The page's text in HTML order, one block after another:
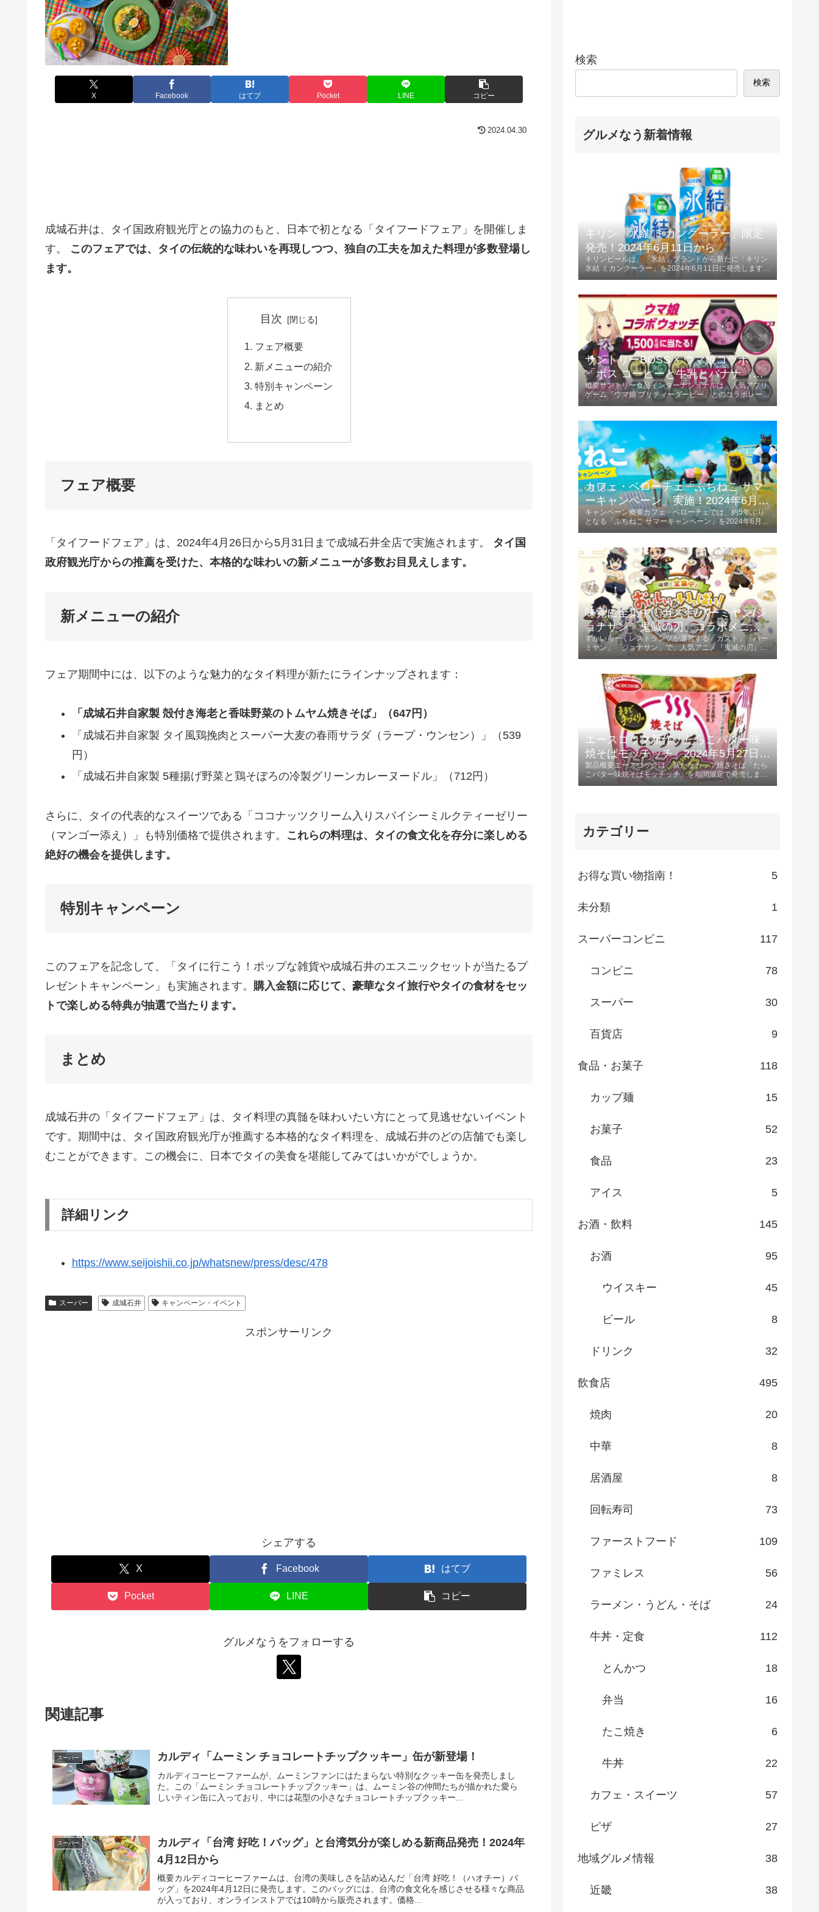
X Facebook はてブ Pocket LINE コピー
2024.04.30
成城石井は、タイ国政府観光庁との協力のもと、日本で初となる「タイフードフェア」を開催しま
す。 このフェアでは、タイの伝統的な味わいを再現しつつ、独自の工夫を加えた料理が多数登場し
ます。
目次
フェア概要
新メニューの紹介
特別キャンペーン
まとめ
フェア概要
「タイフードフェア」は、2024年4月26日から5月31日まで成城石井全店で実施されます。 タイ国
政府観光庁からの推薦を受けた、本格的な味わいの新メニューが多数お目見えします。
新メニューの紹介
フェア期間中には、以下のような魅力的なタイ料理が新たにラインナップされます：
「成城石井自家製 殻付き海老と香味野菜のトムヤム焼きそば」（647円）
「成城石井自家製 タイ風鶏挽肉とスーパー大麦の春雨サラダ（ラープ・ウンセン）」（539
円）
「成城石井自家製 5種揚げ野菜と鶏そぼろの冷製グリーンカレーヌードル」（712円）
さらに、タイの代表的なスイーツである「ココナッツクリーム入りスパイシーミルクティーゼリー
（マンゴー添え）」も特別価格で提供されます。 これらの料理は、タイの食文化を存分に楽しめる
絶好の機会を提供します。
特別キャンペーン
このフェアを記念して、「タイに行こう！ポップな雑貨や成城石井のエスニックセットが当たるプ
レゼントキャンペーン」も実施されます。 購入金額に応じて、豪華なタイ旅行やタイの食材をセッ
トで楽しめる特典が抽選で当たります。
まとめ
成城石井の「タイフードフェア」は、タイ料理の真髄を味わいたい方にとって見逃せないイベント
です。期間中は、タイ国政府観光庁が推薦する本格的なタイ料理を、成城石井のどの店舗でも楽し
むことができます。この機会に、日本でタイの美食を堪能してみてはいかがでしょうか。
詳細リンク
https://www.seijoishii.co.jp/whatsnew/press/desc/478
スーパー 成城石井 キャンペーン・イベント
スポンサーリンク
シェアする
X Facebook はてブ
Pocket LINE コピー
グルメなうをフォローする
関連記事
スーパー カルディ「ムーミン チョコレートチップクッキー」缶が新登場！
カルディコーヒーファームが、ムーミンファンにはたまらない特別なクッキー缶を発売しまし
た。この「ムーミン チョコレートチップクッキー」は、ムーミン谷の仲間たちが描かれた愛ら
しいティン缶に入っており、中には花型の小さなチョコレートチップクッキー...
スーパー
カルディ「台湾 好吃！バッグ」と台湾気分が楽しめる新商品発売！2024年
4月12日から
概要カルディコーヒーファームは、台湾の美味しさを詰め込んだ「台湾 好吃！（ハオチー）バ
ッグ」を2024年4月12日に発売します。このバッグには、台湾の食文化を感じさせる様々な商品
が入っており、オンラインストアでは10時から販売されます。価格...
検索
検索
グルメなう新着情報
キリン「氷結 ミカンクーラー」限定
発売！2024年6月11日から
キリンビールは、「氷結」ブランドから新たに「キリン
氷結 ミカンクーラー」を2024年6月11日に発売します。
ます。商品の特長爽やかな味わい...
サントリーBOSS × ウマ娘コラボ
「ボス コーヒーと牛乳とバナナ〈ウ
マ娘デザイン〉」2024年6月4日発
売！
概要サントリー食品インターナショナルは、人気アプリ
ゲーム「ウマ娘 プリティーダービー」とのコラボレーシ
この商品は185g容量で、価格は税...
カフェ・ベローチェ「ふちねこ サマ
ーキャンペーン」実施！2024年6月10
日～8月18日
キャンペーン概要カフェ・ベローチェでは、約5年ぶり
となる「ふちねこ サマーキャンペーン」を2024年6月10
ントされます。キャンペーン参...
味覚に全集中！ガスト/バーミヤン/ジ
ョナサン「鬼滅の刃」コラボメニュ
ー発売 2024年5月23日 第1弾、6月13
日 第2弾
すかいらーくレストランツが運営する「ガスト」「バー
ミヤン」「ジョナサン」で、人気アニメ『鬼滅の刃』と
し、特典としてオリジナルクリア...
エースコック新作「たらこバター味
焼そばモッチッチ」2024年5月27日発
売！
製品概要エースコックは、新たなカップ焼きそば「たら
こバター味焼そばモッチッチ」を期間限定で発売しま
カテゴリー
お得な買い物指南！ 5
未分類 1
スーパーコンビニ 117
コンビニ 78
スーパー 30
百貨店 9
食品・お菓子 118
カップ麺 15
お菓子 52
食品 23
アイス 5
お酒・飲料 145
お酒 95
ウイスキー 45
ビール 8
ドリンク 32
飲食店 495
焼肉 20
中華 8
居酒屋 8
回転寿司 73
ファーストフード 109
ファミレス 56
ラーメン・うどん・そば 24
牛丼・定食 112
とんかつ 18
弁当 16
たこ焼き 6
牛丼 22
カフェ・スイーツ 57
ピザ 27
地域グルメ情報 38
近畿 38